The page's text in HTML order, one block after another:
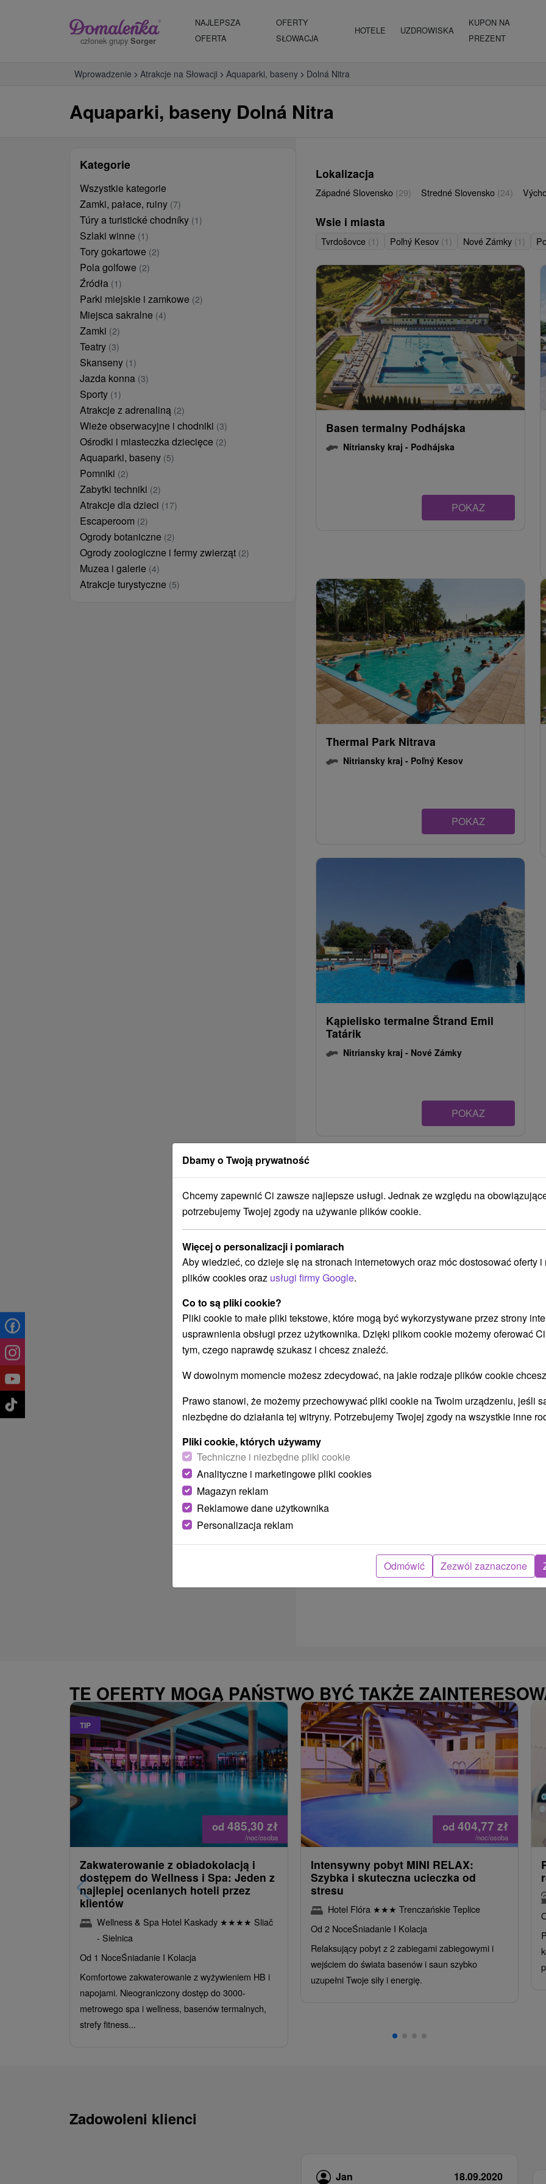
członek grupy Sorger
NAJLEPSZA
OFERTA
OFERTY
SŁOWACJA
HOTELE UZDROWISKA
KUPON NA
PREZENT
Wprowadzenie Atrakcje na Słowacji Aquaparki, baseny Dolná Nitra
Aquaparki, baseny Dolná Nitra
Kategorie
Wszystkie kategorie
Zamki, pałace, ruiny (7)
Túry a turistické chodníky (1)
Szlaki winne (1)
Tory gokartowe (2)
Pola golfowe (2)
Źródła (1)
Parki miejskie i zamkowe (2)
Miejsca sakralne (4)
Zamki (2)
Teatry (3)
Skanseny (1)
Jazda konna (3)
Sporty (1)
Atrakcje z adrenaliną (2)
Wieże obserwacyjne i chodniki (3)
Ośrodki i miasteczka dziecięce (2)
Aquaparki, baseny (5)
Pomniki (2)
Zabytki techniki (2)
Atrakcje dla dzieci (17)
Escaperoom (2)
Ogrody botaniczne (2)
Ogrody zoologiczne i fermy zwierząt (2)
Muzea i galerie (4)
Atrakcje turystyczne (5)
Lokalizacja
Západné Slovensko (29) Stredné Slovensko (24)
Wsie i miasta
Tvrdošovce (1) Poľný Kesov (1) Nové Zámky (1)
Basen termalny Podhájska
Nitriansky kraj - Podhájska
POKAZ
Thermal Park Nitrava
Nitriansky kraj - Poľný Kesov
POKAZ
Kąpielisko termalne Štrand Emil
Tatárik
Nitriansky kraj - Nové Zámky
POKAZ
Ak plánujete navštíviť tieto
od285,86zł
/noc/osoba
Wakacje w rezydencji, w której
wsi
Hotel Château ★ ★ Belá - Štúrovo
8,3 (3 recenzji) Od 1 Noce
zakwaterowania z gastronomią i strefą wellness.
Rozkoszuj się historyczną atmosferą i...
➝ Pokračovať v
TE OFERTY MOGĄ PAŃSTWO BYĆ TAKŻE
TIP
od 485,30 zł
/noc/osoba
Zakwaterowanie z obiadokolacją i
dostępem do Wellness i Spa: Jeden z
najlepiej ocenianych hoteli przez
klientów
Wellness & Spa Hotel Kaskady ★★★★ Sliač
- Sielnica
Od 1 NoceŚniadanie I Kolacja
Komfortowe zakwaterowanie z wyżywieniem HB i
napojami. Nieograniczony dostęp do 3000-
metrowego spa i wellness, basenów termalnych,
strefy fitness...
od 404,77zł
/noc/osoba
Intensywny pobyt MINI RELAX:
Szybka i skuteczna ucieczka od
stresu
Hotel Flóra ★★★ Trenczańskie Teplice
Od 2 NoceŚniadanie I Kolacja
Relaksujący pobyt z 2 zabiegami zabiegowymi i
wejściem do świata basenów i saun szybko
uzupełni Twoje siły i energię.
Zadowoleni klienci
Jan 18.09.2020
Dbamy o Twoją prywatność
Chcemy zapewnić Ci zawsze najlepsze usługi. Jednak ze względu na
potrzebujemy Twojej zgody na używanie plików cookie.
Więcej o personalizacji i pomiarach
Aby wiedzieć, co dzieje się na stronach internetowych oraz móc dostosować oferty i
plików cookies oraz usługi firmy Google.
Co to są pliki cookie?
Pliki cookie to małe pliki tekstowe, które mogą być wykorzystywane przez strony
usprawnienia obsługi przez użytkownika. Dzięki plikom cookie możemy oferować
tym, czego naprawdę szukasz i chcesz znaleźć.
W dowolnym momencie możesz zdecydować, na jakie rodzaje plików cookie
Prawo stanowi, że możemy przechowywać pliki cookie na Twoim urządzeniu, jeśli
niezbędne do działania tej witryny. Potrzebujemy Twojej zgody na wszystkie inne
Pliki cookie, których używamy
Techniczne i niezbędne pliki cookie
Analityczne i marketingowe pliki cookies
Magazyn reklam
Reklamowe dane użytkownika
Personalizacja reklam
Odmówić Zezwól zaznaczone